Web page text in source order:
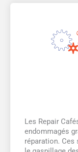
Les Repair
endommagés
réparation.